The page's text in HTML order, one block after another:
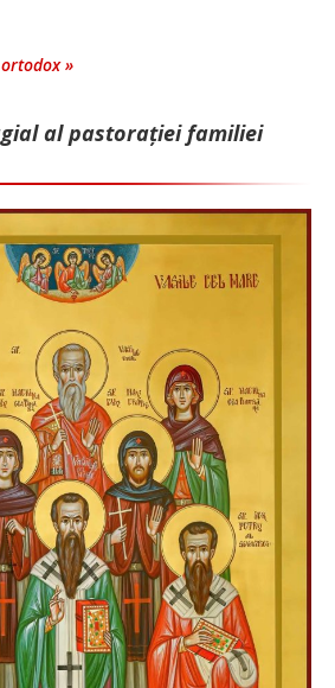
»
al pastorației familiei